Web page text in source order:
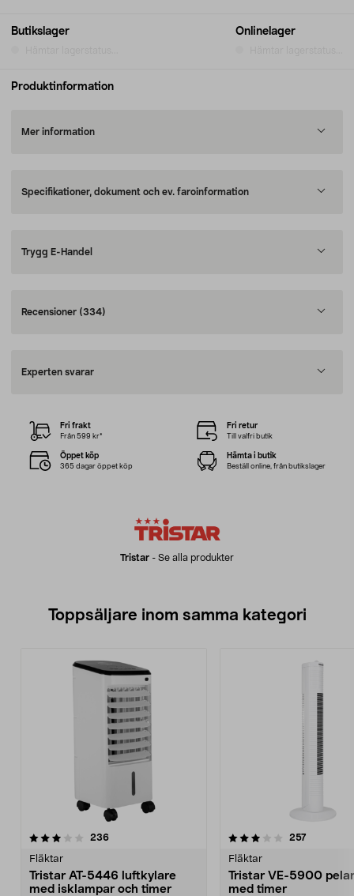
Butikslager Onlinelager
Produktinformation
Mer information
Specifikationer, dokument och ev. faroinformation
Trygg E-Handel
Recensioner (334)
Experten svarar
Tristar - Se alla produkter
Fri frakt
Från 599 kr*
Fri retur
Till valfri butik
Öppet köp
365 dagar öppet köp
Hämta i butik
Beställ online, från butikslager
Toppsäljare inom samma kategori
236recensioner
Fläktar
Tristar AT-5446 luftkylare
med isklampar och timer
3.5 av 5 stjärnor 257
Fläktar
Tristar VE-5900
med timer
4.0 av 5 stjärnor